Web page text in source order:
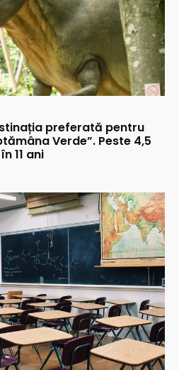
preferată pentru
Verde”. Peste 4,5
11 ani